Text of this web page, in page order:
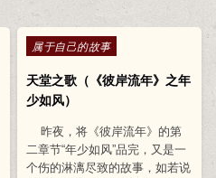
Posted in
属于自己的故事
天堂之歌（《彼岸流年》之年
少如风）
昨夜，将《彼岸流年》的第
二章节“年少如风”品完，又是一
个伤的淋漓尽致的故事，如若说